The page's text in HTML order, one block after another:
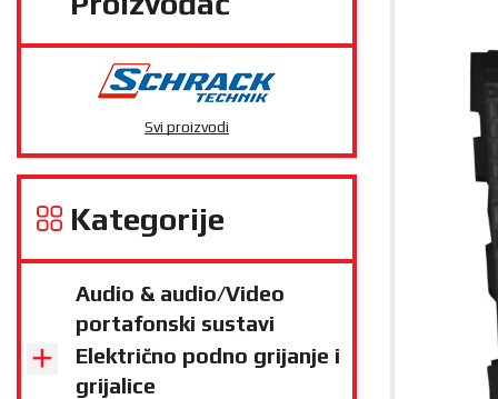
Svi proizvodi
Kategorije
Audio & audio/Video
portafonski sustavi
Električno podno grijanje i
grijalice